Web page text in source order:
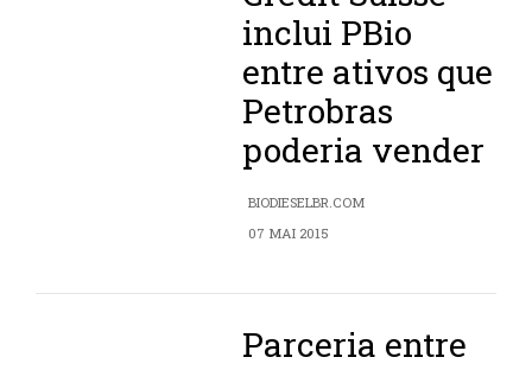
inclui PBio
entre ativos que
Petrobras
poderia vender
BIODIESELBR.COM
07 MAI 2015
Parceria entre